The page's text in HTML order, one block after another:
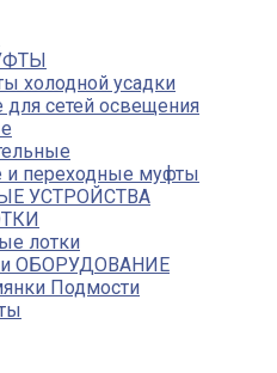
холодной усадки
сетей освещения
и переходные муфты
УСТРОЙСТВА
лотки
ОБОРУДОВАНИЕ
Подмости